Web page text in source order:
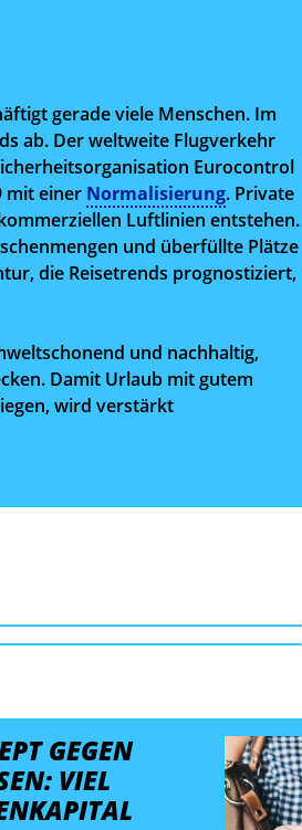
gerade viele Menschen. Im
ab. Der weltweite Flugverkehr
Eurocontrol
mit einer Normalisierung. Private
Luftlinien entstehen.
und überfüllte Plätze
die Reisetrends prognostiziert,
und nachhaltig,
Damit Urlaub mit gutem
wird verstärkt
GEGEN
VIEL